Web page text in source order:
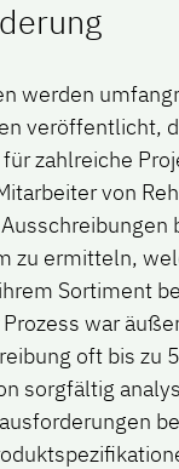
werden
veröffentlicht,
zahlreiche
von
zu ermitteln,
Sortiment
war
oft bis zu
sorgfältig